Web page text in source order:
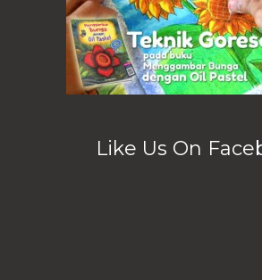
Like Us On